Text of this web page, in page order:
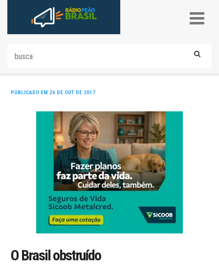
PUBLICADO EM 26 DE OUT DE 2017
O Brasil obstruído